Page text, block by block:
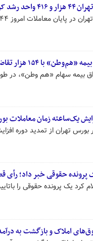
رشد کرد
امروز ۴۴ هزار و ۴۱۶ واحد رشد کرد.
با ۱۵۴ هزار تقاضا
وطن»، در طول ۷ روز عرضه، از مرز ۱۵۴ هزار سهام‌دار عبور
یک‌ساعته زمان معاملات
بورس تهران از تمدید دوره
پرونده حقوقی خبر داد؛ رأی
کرد یک پرونده حقوقی را
املاک و بازگشت به